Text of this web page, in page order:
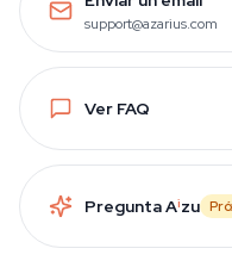
support@azarius.com
Ver FAQ
Pregunta Aizu